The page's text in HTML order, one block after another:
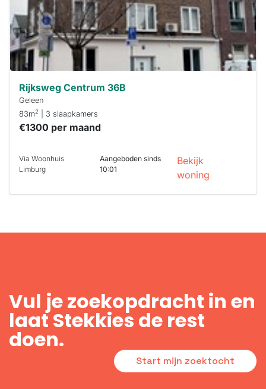
je hierbij!
Rijksweg Centrum 36B
Geleen
83m2 | 3 slaapkamers
€1300 per maand
Via Woonhuis
Limburg
Aangeboden sinds
10:01
Bekijk
woning
Vul je zoekopdracht in en
laat Stekkies de rest
doen.
Start mijn zoektocht